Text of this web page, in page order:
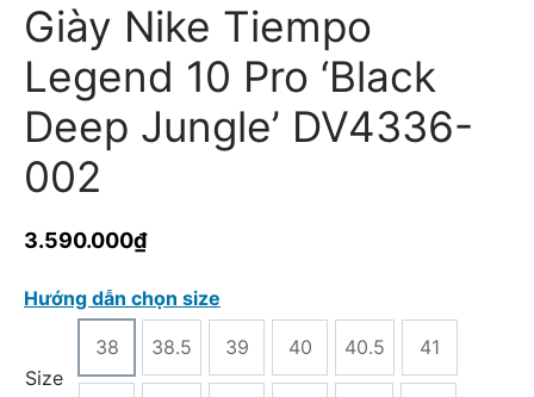
Giày Nike Tiempo
Legend 10 Pro ‘Black
Deep Jungle’ DV4336-
002
3.590.000₫
Hướng dẫn chọn size
Size
38 38.5 39 40 40.5 41